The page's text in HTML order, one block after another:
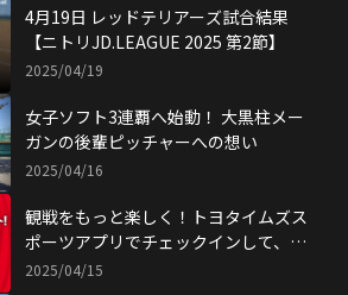
4月19日 レッドテリアーズ試合結果
【ニトリJD.LEAGUE 2025 第2節】
2025/04/19
女子ソフト3連覇へ始動！ 大黒柱メー
ガンの後輩ピッチャーへの想い
2025/04/16
観戦をもっと楽しく！トヨタイムズス
ポーツアプリでチェックインして、レ
ッドテリアーズ選手サイン付画像をゲ
2025/04/15